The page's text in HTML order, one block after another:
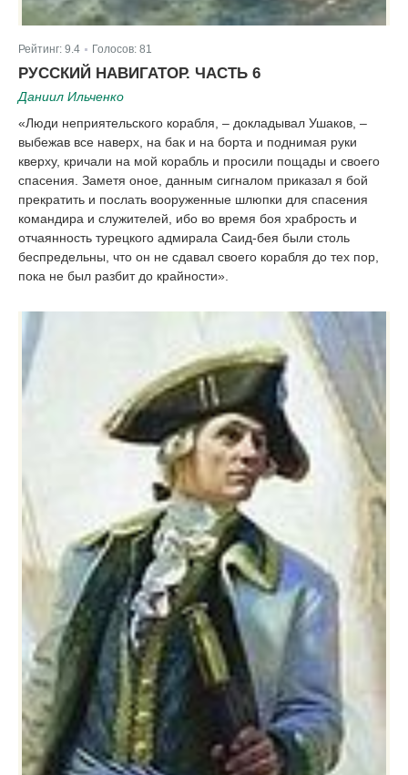
Рейтинг: 9.4 Голосов: 81
РУССКИЙ НАВИГАТОР. ЧАСТЬ 6
Даниил Ильченко
«Люди неприятельского корабля, – докладывал Ушаков, –
выбежав все наверх, на бак и на борта и поднимая руки
кверху, кричали на мой корабль и просили пощады и своего
спасения. Заметя оное, данным сигналом приказал я бой
прекратить и послать вооруженные шлюпки для спасения
командира и служителей, ибо во время боя храбрость и
отчаянность турецкого адмирала Саид-бея были столь
беспредельны, что он не сдавал своего корабля до тех пор,
пока не был разбит до крайности».